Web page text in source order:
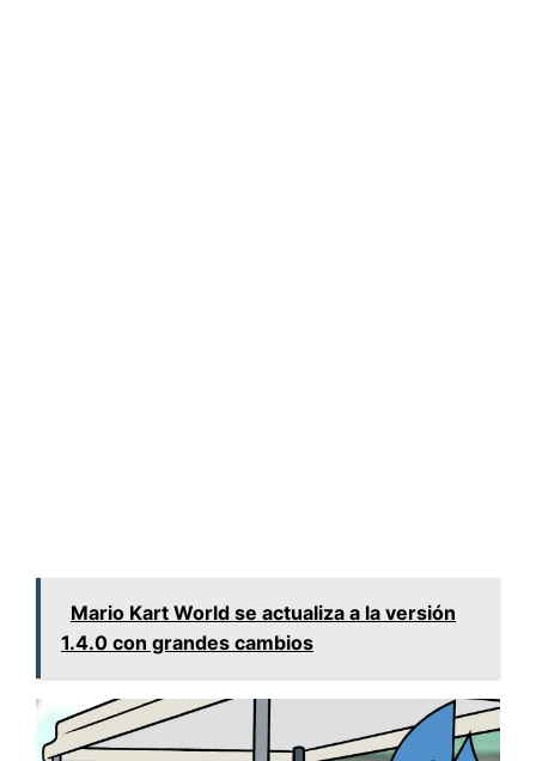
Mario Kart World se actualiza a la versión
1.4.0 con grandes cambios